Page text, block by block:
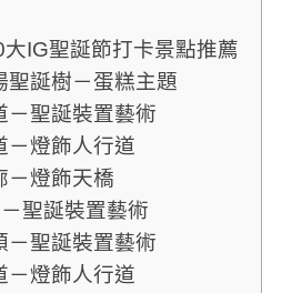
IG聖誕節打卡景點推薦
聖誕樹－蛋糕主題
－聖誕裝置藝術
－燈飾人行道
－燈飾天橋
聖誕裝置藝術
－聖誕裝置藝術
－燈飾人行道